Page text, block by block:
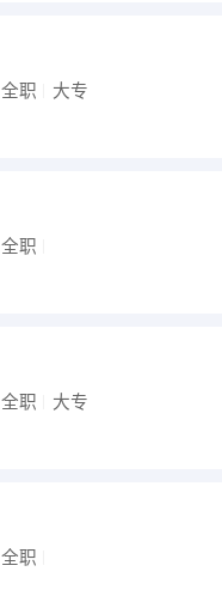
全职 大专
全职
全职 大专
全职